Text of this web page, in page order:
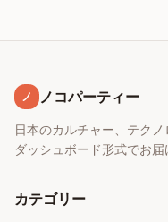
ノ ノコパーティー
日本のカルチャー、テク
ダッシュボード形式でお届
カテゴリー